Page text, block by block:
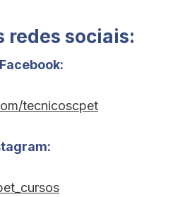
redes sociais:
tecnicoscpet